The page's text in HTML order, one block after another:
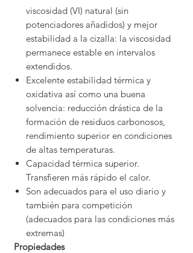
viscosidad (VI) natural (sin
potenciadores añadidos) y mejor
estabilidad a la cizalla: la viscosidad
permanece estable en intervalos
extendidos.
Excelente estabilidad térmica y
oxidativa así como una buena
solvencia: reducción drástica de la
formación de residuos carbonosos,
rendimiento superior en condiciones
de altas temperaturas.
Capacidad térmica superior.
Transfieren más rápido el calor.
Son adecuados para el uso diario y
también para competición
(adecuados para las condiciones más
extremas)
Propiedades